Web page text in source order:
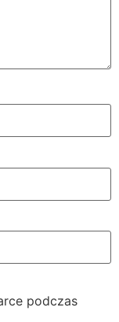
podczas